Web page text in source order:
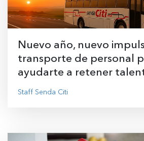
Nuevo año, nuevo
transporte de personal
ayudarte a retener
Staff Senda Citi